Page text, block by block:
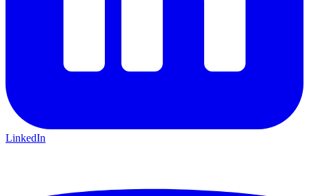
LinkedIn